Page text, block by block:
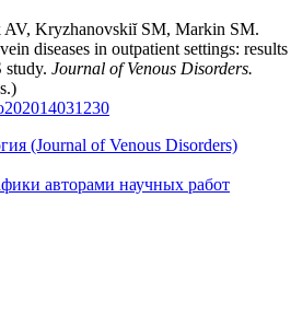
AV, Kryzhanovskiĭ SM, Markin SM.
diseases in outpatient settings: results
Journal of Venous Disorders.